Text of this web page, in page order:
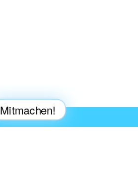
Mitmachen!
Refill-Station werden